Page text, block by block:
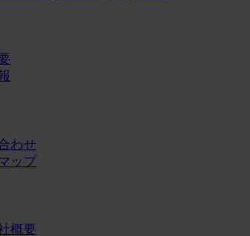
わせ
ップ
概要